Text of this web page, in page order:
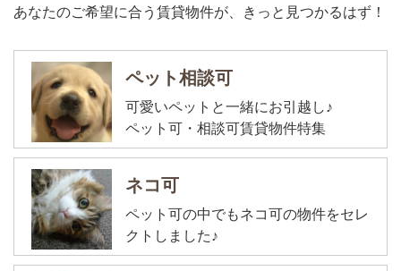
あなたのご希望に合う賃貸物件が、きっと見つかるはず！
ペット相談可
可愛いペットと一緒にお引越し♪
ペット可・相談可賃貸物件特集
ネコ可
ペット可の中でもネコ可の物件をセレ
クトしました♪